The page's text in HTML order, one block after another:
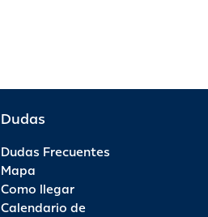
Dudas
Dudas Frecuentes
Mapa
Como llegar
Calendario de